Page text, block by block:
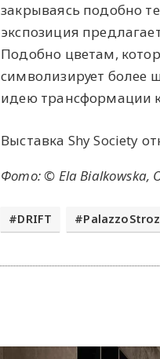
закрываясь подобно
экспозиция
Подобно цветам,
символизирует более
идею трансформации
Выставка Shy Society
Фото: © Ela Bialkowska,
DRIFT